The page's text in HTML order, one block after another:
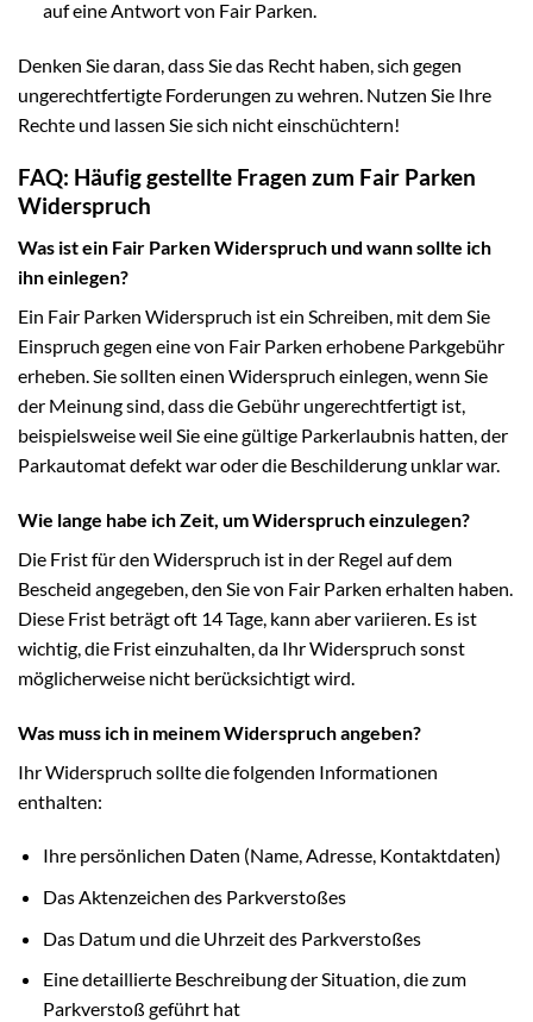
auf eine Antwort von Fair Parken.
Denken Sie daran, dass Sie das Recht haben, sich gegen
ungerechtfertigte Forderungen zu wehren. Nutzen Sie Ihre
Rechte und lassen Sie sich nicht einschüchtern!
FAQ: Häufig gestellte Fragen zum Fair Parken
Widerspruch
Was ist ein Fair Parken Widerspruch und wann sollte ich
ihn einlegen?
Ein Fair Parken Widerspruch ist ein Schreiben, mit dem Sie
Einspruch gegen eine von Fair Parken erhobene Parkgebühr
erheben. Sie sollten einen Widerspruch einlegen, wenn Sie
der Meinung sind, dass die Gebühr ungerechtfertigt ist,
beispielsweise weil Sie eine gültige Parkerlaubnis hatten, der
Parkautomat defekt war oder die Beschilderung unklar war.
Wie lange habe ich Zeit, um Widerspruch einzulegen?
Die Frist für den Widerspruch ist in der Regel auf dem
Bescheid angegeben, den Sie von Fair Parken erhalten haben.
Diese Frist beträgt oft 14 Tage, kann aber variieren. Es ist
wichtig, die Frist einzuhalten, da Ihr Widerspruch sonst
möglicherweise nicht berücksichtigt wird.
Was muss ich in meinem Widerspruch angeben?
Ihr Widerspruch sollte die folgenden Informationen
enthalten:
Ihre persönlichen Daten (Name, Adresse, Kontaktdaten)
Das Aktenzeichen des Parkverstoßes
Das Datum und die Uhrzeit des Parkverstoßes
Eine detaillierte Beschreibung der Situation, die zum
Parkverstoß geführt hat